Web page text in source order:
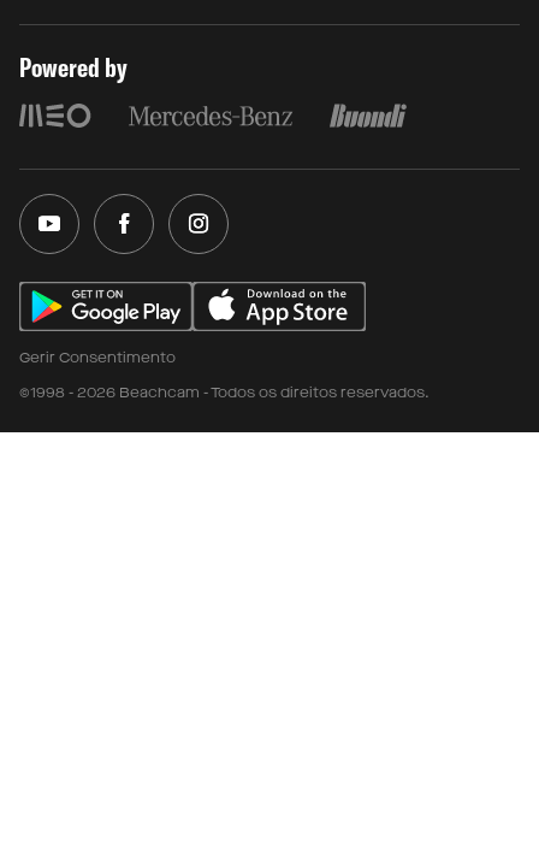
Powered by
Gerir Consentimento
©1998 - 2026 Beachcam - Todos os direitos reservados.